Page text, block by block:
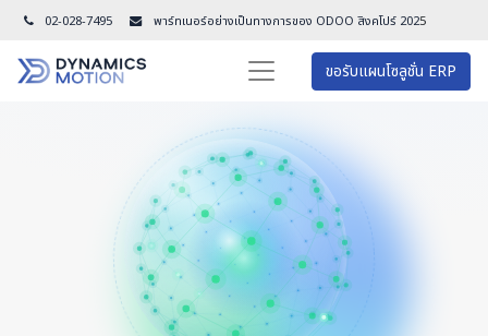
02-028-7495 พาร์ทเนอร์อย่างเป็นทางการของ ODOO สิงคโปร์ 2025
ขอรับแผนโซลูชั่น ERP